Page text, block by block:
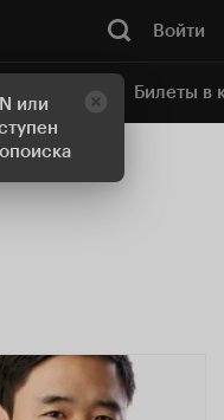
или
Войти
Билеты в